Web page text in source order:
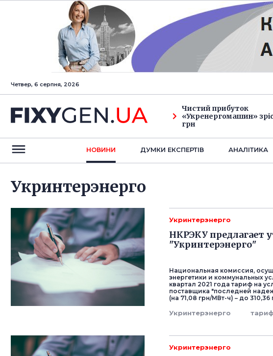
Четвер, 6 серпня, 2026
Чистий прибуток
«Укренергомашин»
грн
НОВИНИ ДУМКИ ЕКСПЕРТIВ АНАЛIТИКА
Укринтерэнерго
Укринтерэнерго
НКРЭКУ предлагает
"Укринтерэнерго"
Национальная комиссия,
энергетики и коммунальных
квартал 2021 года тариф на
поставщика "последней
(на 71,08 грн/МВт-ч) – до
Укринтерэнерго тариф
Укринтерэнерго